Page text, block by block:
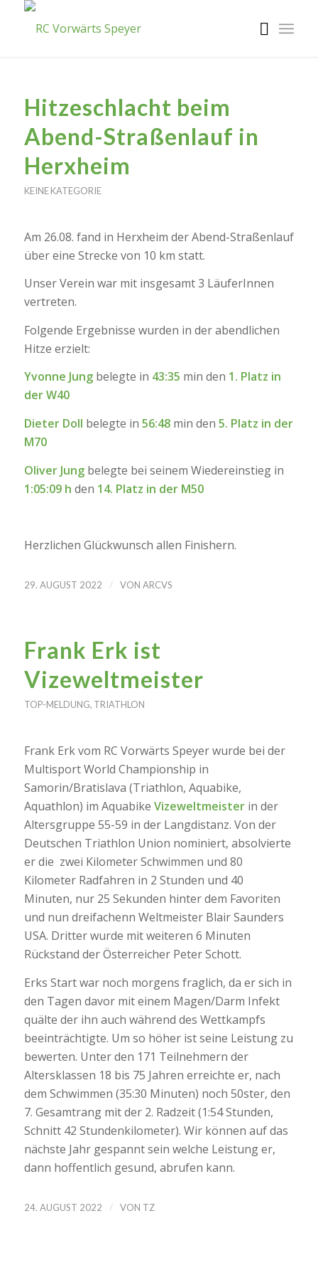
Hitzeschlacht beim
Abend-Straßenlauf in
Herxheim
KEINE KATEGORIE
Am 26.08. fand in Herxheim der Abend-Straßenlauf
über eine Strecke von 10 km statt.
Unser Verein war mit insgesamt 3 LäuferInnen
vertreten.
Folgende Ergebnisse wurden in der abendlichen
Hitze erzielt:
Yvonne Jungbelegte in 43:35 min den 1. Platz in
der W40
Dieter Doll belegte in 56:48min den 5. Platz in der
M70
Oliver Jungbelegte bei seinem Wiedereinstieg in
1:05:09 h den 14. Platz in der M50
Herzlichen Glückwunsch allen Finishern.
29. AUGUST 2022 / VON ARCVS
Frank Erk ist
Vizeweltmeister
TOP-MELDUNG, TRIATHLON
Frank Erk vom RC Vorwärts Speyer wurde bei der
Multisport World Championship in
Samorin/Bratislava (Triathlon, Aquabike,
Aquathlon) im Aquabike Vizeweltmeisterin der
Altersgruppe 55-59 in der Langdistanz. Von der
Deutschen Triathlon Union nominiert, absolvierte
er die zwei Kilometer Schwimmen und 80
Kilometer Radfahren in 2 Stunden und 40
Minuten, nur 25 Sekunden hinter dem Favoriten
und nun dreifachenn Weltmeister Blair Saunders
USA. Dritter wurde mit weiteren 6 Minuten
Rückstand der Österreicher Peter Schott.
Erks Start war noch morgens fraglich, da er sich in
den Tagen davor mit einem Magen/Darm Infekt
quälte der ihn auch während des Wettkampfs
beeinträchtigte. Um so höher ist seine Leistung zu
bewerten. Unter den 171 Teilnehmern der
Altersklassen 18 bis 75 Jahren erreichte er, nach
dem Schwimmen (35:30 Minuten) noch 50ster, den
7. Gesamtrang mit der 2. Radzeit (1:54 Stunden,
Schnitt 42 Stundenkilometer). Wir können auf das
nächste Jahr gespannt sein welche Leistung er,
dann hoffentlich gesund, abrufen kann.
24. AUGUST 2022 / VON TZ